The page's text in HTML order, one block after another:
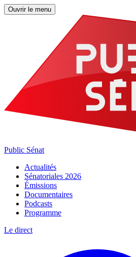
Ouvrir le menu
Public Sénat
Actualités
Sénatoriales 2026
Émissions
Documentaires
Podcasts
Programme
Le direct